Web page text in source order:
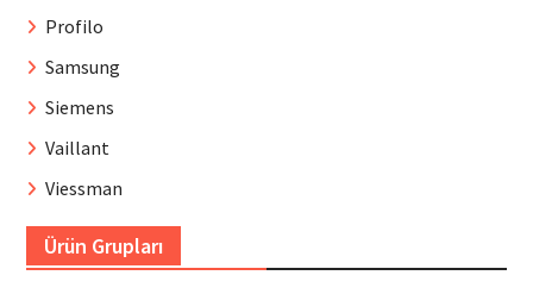
Profilo
Samsung
Siemens
Vaillant
Viessman
Ürün Grupları